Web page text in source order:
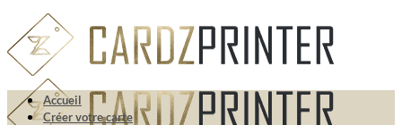
Accueil
Créer votre carte